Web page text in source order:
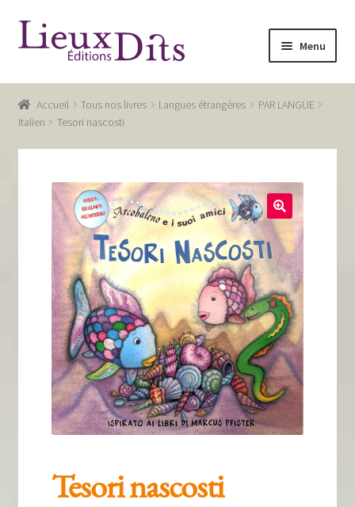
Aller
à
navigation
Aller
au
Menu
Accueil
Commande
Conditions générales de vente
Glossaire
Mentions légales / Données personnelles
Mon compte
Recevoir notre newsletter
Tous nos livres
La qualité Lieux Dits
Nous contacter
Qui sommes-nous ?
Accueil Tous nos livres Langues étrangères
PAR LANGUE
Italien
Tesori nascosti
Tesori nascosti